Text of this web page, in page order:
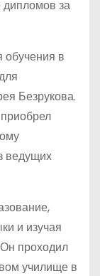
дипломов за
в
Безрукова.
ведущих
и изучая
проходил
училище в